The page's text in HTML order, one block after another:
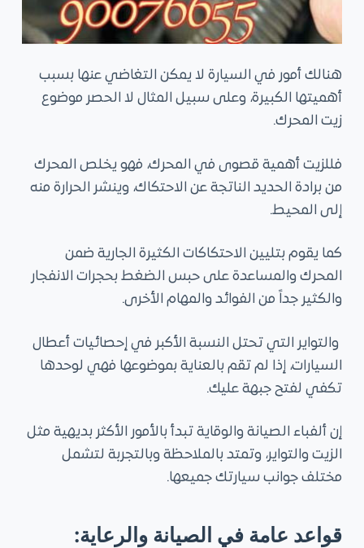
هنالك أمور في السيارة لا يمكن التغاضي عنها بسبب
أهميتها الكبيرة، وعلى سبيل المثال لا الحصر موضوع
زيت المحرك.
فللزيت أهمية قصوى في المحرك، فهو يخلص المحرك
من برادة الحديد الناتجة عن الاحتكاك، وينشر الحرارة منه
إلى المحيط.
كما يقوم بتليين الاحتكاكات الكثيرة الجارية ضمن
المحرك والمساعدة على حبس الضغط بحجرات الانفجار
والكثير جداً من الفوائد والمهام الأخرى.
والتواير التي تحتل النسبة الأكبر في إحصائيات أعطال
السيارات، إذا لم تقم بالعناية بموضوعها فهي لوحدها
تكفي لفتح جبهة عليك.
إن ألفباء الصيانة والوقاية تبدأ بالأمور الأكثر بديهية مثل
الزيت والتواير، وتمتد بالملاحظة وبالتجربة لتشمل
مختلف جوانب سيارتك جميعها.
قواعد عامة في الصيانة والرعاية: